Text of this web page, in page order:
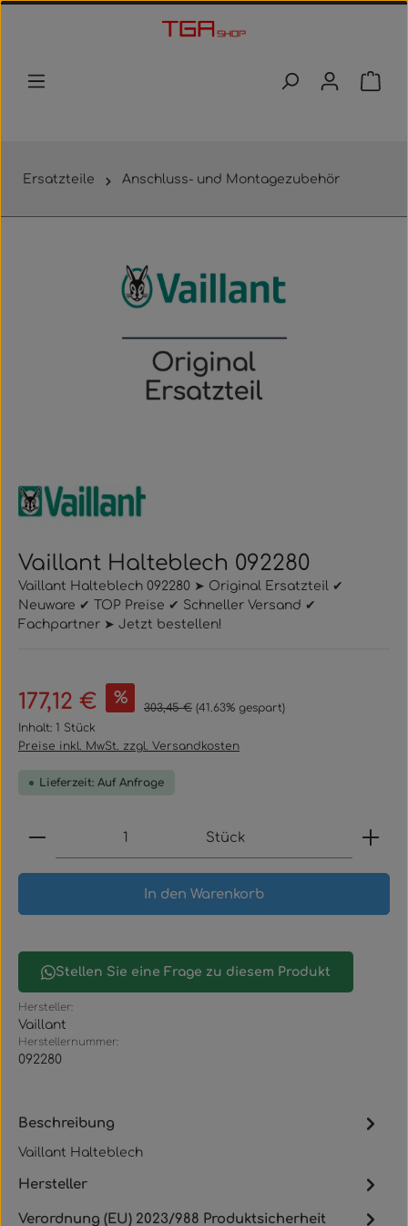
Zum Hauptinhalt springen
Ersatzteile Anschluss- und Montagezubehör
Vaillant Halteblech 092280
Vaillant Halteblech 092280 ➤ Original Ersatzteil ✔
Neuware ✔ TOP Preise ✔ Schneller Versand ✔
Fachpartner ➤ Jetzt bestellen!
Verkaufspreis:
177,12 € % Regulärer Preis:
303,45 € (41.63% gespart)
Inhalt: 1 Stück
Preise inkl. MwSt. zzgl. Versandkosten
Lieferzeit: Auf Anfrage
Produkt Anzahl: Gib den gewünschten Wert
Stück
In den Warenkorb
Stellen Sie eine Frage zu diesem Produkt
Hersteller:
Vaillant
Herstellernummer:
092280
Beschreibung
Vaillant Halteblech
Hersteller
Verordnung (EU) 2023/988 Produktsicherheit